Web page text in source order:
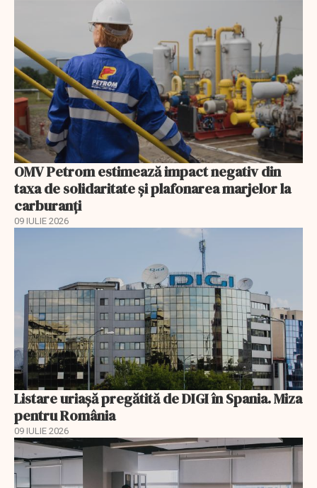
OMV Petrom estimează impact negativ din
taxa de solidaritate și plafonarea marjelor la
carburanți
09 IULIE 2026
Listare uriașă pregătită de DIGI în Spania. Miza
pentru România
09 IULIE 2026